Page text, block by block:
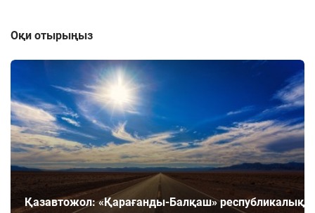
Оқи отырыңыз
Қазавтожол: «Қарағанды-Балқаш» республикалық